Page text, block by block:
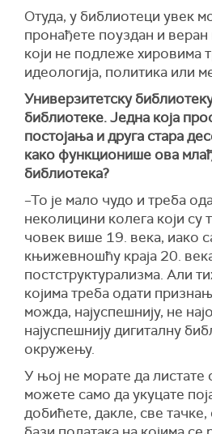
Отуда, у библиотеци увек
пронађете поуздан и
који не подлеже хировима
идеологија, политика или
Универзитетску
библиотеке. Једна која
постојања и друга стара
како функционише ова
библиотека?
–То је мало чудо и треба
неколицини колега који су
човек више 19. века, иако
књижевношћу краја 20.
постструктурализма. Али
којима треба одати
можда, најуспешнију, не
најуспешнију дигиталну
окружењу.
У њој не морате да листате
можете само да укуцате
добићете, дакле, све тачке,